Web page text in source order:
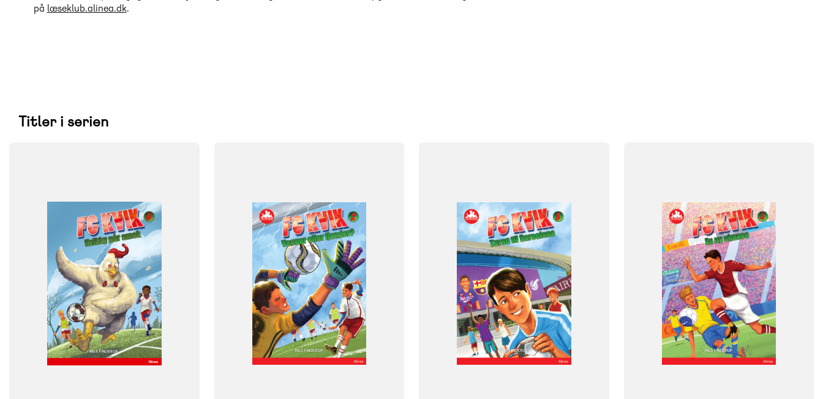
på læseklub.alinea.dk.
Titler i serien
4. klasse 5. klasse 6. klasse 7. klasse
9788723568977
3. klasse 4. klasse 5. klasse 6. klasse
FORMAT
Flergangsbog
9788723546012
3. klasse 4. klasse 5. klasse 6. klasse
Flergangsbog
9788723548528
3. klasse 4. klasse 5. klasse 6. klasse
FORMAT
Flergangsbog
9788723548535